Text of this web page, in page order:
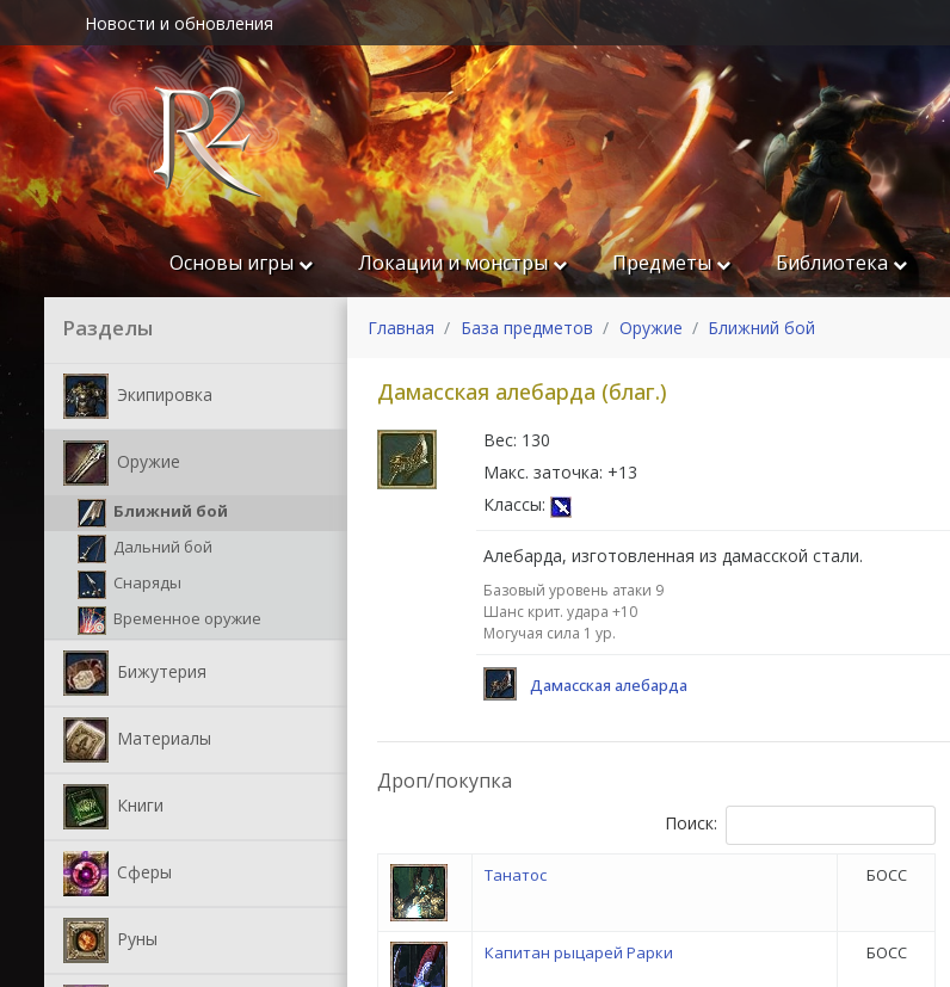
Новости и обновления
Основы игры Локации и монстры Предметы Библиотека
Разделы
Экипировка
Оружие
Ближний бой
Дальний бой
Снаряды
Временное оружие
Бижутерия
Материалы
Книги
Сферы
Руны
Главная База предметов Оружие Ближний бой
Дамасская алебарда (благ.)
Вес: 130
Макс. заточка: +13
Классы:
Алебарда, изготовленная из дамасской стали.
Базовый уровень атаки 9
Шанс крит. удара +10
Могучая сила 1 ур.
Дамасская алебарда
Дроп/покупка
Поиск:
Танатос БОСС
Капитан рыцарей Рарки БОСС